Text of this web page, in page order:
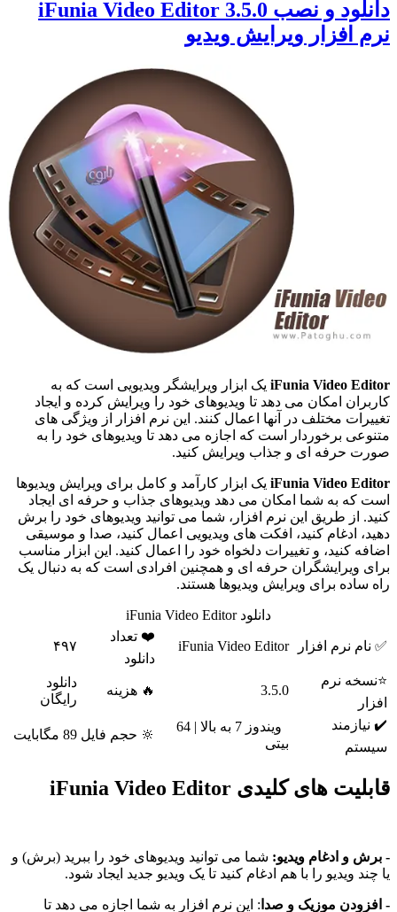
دانلود و نصب iFunia Video Editor 3.5.0
نرم افزار ویرایش ویدیو
iFunia Video Editor یک ابزار ویرایشگر ویدیویی است که به
کاربران امکان می دهد تا ویدیوهای خود را ویرایش کرده و ایجاد
تغییرات مختلف در آنها اعمال کنند. این نرم افزار از ویژگی های
متنوعی برخوردار است که اجازه می دهد تا ویدیوهای خود را به
صورت حرفه ای و جذاب ویرایش کنید.
iFunia Video Editor یک ابزار کارآمد و کامل برای ویرایش ویدیوها
است که به شما امکان می دهد ویدیوهای جذاب و حرفه ای ایجاد
کنید. از طریق این نرم افزار، شما می توانید ویدیوهای خود را برش
دهید، ادغام کنید، افکت های ویدیویی اعمال کنید، صدا و موسیقی
اضافه کنید، و تغییرات دلخواه خود را اعمال کنید. این ابزار مناسب
برای ویرایشگران حرفه ای و همچنین افرادی است که به دنبال یک
راه ساده برای ویرایش ویدیوها هستند.
دانلود iFunia Video Editor
✅ نام نرم افزار iFunia Video Editor
❤️ تعداد
دانلود
۴۹۷
⭐نسخه نرم
افزار
3.5.0 🔥 هزینه
دانلود
رایگان
✔️ نیازمند
سیستم
ویندوز 7 به بالا | 64
بیتی
🔆 حجم فایل 89 مگابایت
قابلیت های کلیدی iFunia Video Editor
- برش و ادغام ویدیو: شما می توانید ویدیوهای خود را ببرید (برش) و
یا چند ویدیو را با هم ادغام کنید تا یک ویدیو جدید ایجاد شود.
- افزودن موزیک و صدا : این نرم افزار به شما اجازه می دهد تا